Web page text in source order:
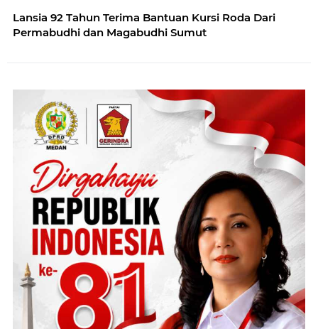
Lansia 92 Tahun Terima Bantuan Kursi Roda Dari
Permabudhi dan Magabudhi Sumut